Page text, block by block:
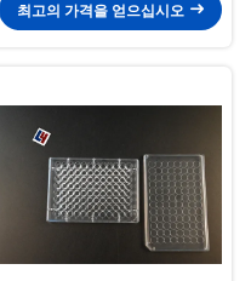
최고의 가격을 얻으십시오